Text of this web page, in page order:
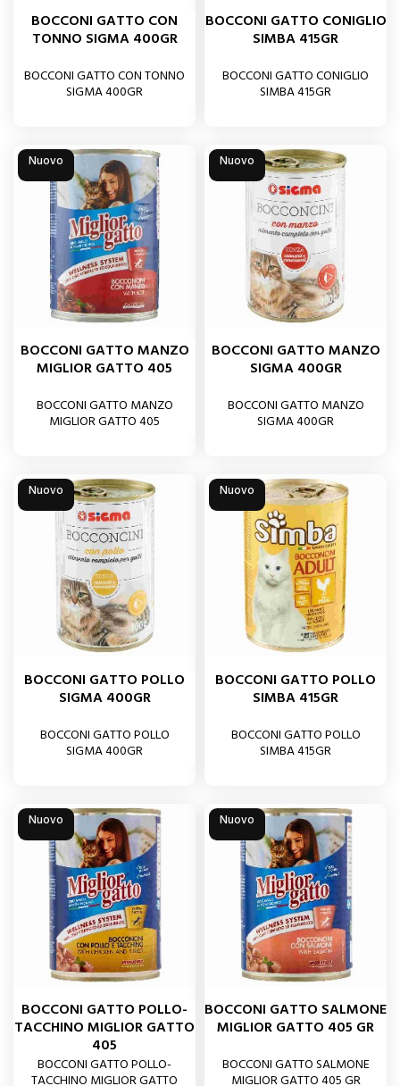
BOCCONI GATTO CON
TONNO SIGMA 400GR
BOCCONI GATTO CON TONNO
SIGMA 400GR
BOCCONI GATTO CONIGLIO
SIMBA 415GR
BOCCONI GATTO CONIGLIO
SIMBA 415GR
Nuovo
BOCCONI GATTO MANZO
MIGLIOR GATTO 405
BOCCONI GATTO MANZO
MIGLIOR GATTO 405
Nuovo
BOCCONI GATTO MANZO
SIGMA 400GR
BOCCONI GATTO MANZO
SIGMA 400GR
Nuovo
BOCCONI GATTO POLLO
SIGMA 400GR
BOCCONI GATTO POLLO
SIGMA 400GR
Nuovo
BOCCONI GATTO POLLO
SIMBA 415GR
BOCCONI GATTO POLLO
SIMBA 415GR
Nuovo
BOCCONI GATTO POLLO-
TACCHINO MIGLIOR GATTO
405
BOCCONI GATTO POLLO-
TACCHINO MIGLIOR GATTO
Nuovo
BOCCONI GATTO SALMONE
MIGLIOR GATTO 405 GR
BOCCONI GATTO SALMONE
MIGLIOR GATTO 405 GR